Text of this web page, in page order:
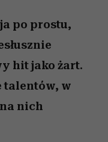
po prostu,
hit jako żart.
talentów, w
nich